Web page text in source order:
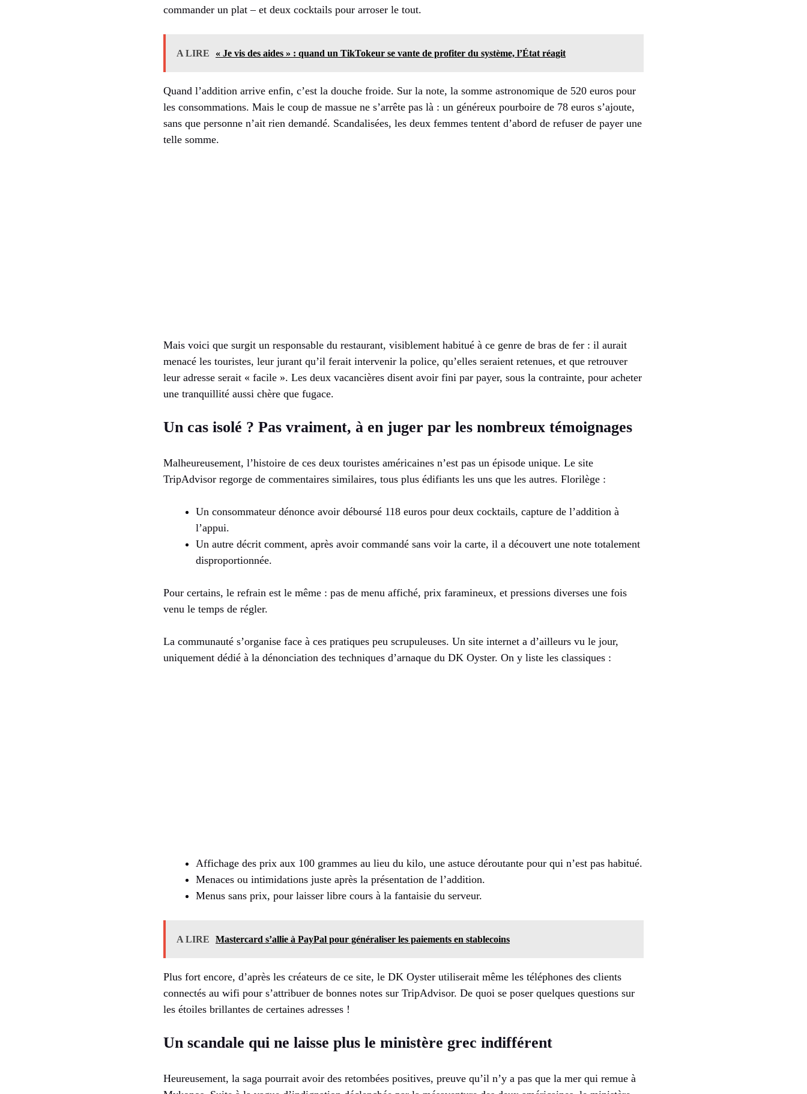
commander un plat – et deux cocktails pour arroser le tout.
A LIRE « Je vis des aides » : quand un TikTokeur se vante de profiter du système, l’État réagit
Quand l’addition arrive enfin, c’est la douche froide. Sur la note, la somme astronomique de 520 euros pour
les consommations. Mais le coup de massue ne s’arrête pas là : un généreux pourboire de 78 euros s’ajoute,
sans que personne n’ait rien demandé. Scandalisées, les deux femmes tentent d’abord de refuser de payer une
telle somme.
Mais voici que surgit un responsable du restaurant, visiblement habitué à ce genre de bras de fer : il aurait
menacé les touristes, leur jurant qu’il ferait intervenir la police, qu’elles seraient retenues, et que retrouver
leur adresse serait « facile ». Les deux vacancières disent avoir fini par payer, sous la contrainte, pour acheter
une tranquillité aussi chère que fugace.
Un cas isolé ? Pas vraiment, à en juger par les nombreux témoignages
Malheureusement, l’histoire de ces deux touristes américaines n’est pas un épisode unique. Le site
TripAdvisor regorge de commentaires similaires, tous plus édifiants les uns que les autres. Florilège :
Un consommateur dénonce avoir déboursé 118 euros pour deux cocktails, capture de l’addition à
l’appui.
Un autre décrit comment, après avoir commandé sans voir la carte, il a découvert une note totalement
disproportionnée.
Pour certains, le refrain est le même : pas de menu affiché, prix faramineux, et pressions diverses une fois
venu le temps de régler.
La communauté s’organise face à ces pratiques peu scrupuleuses. Un site internet a d’ailleurs vu le jour,
uniquement dédié à la dénonciation des techniques d’arnaque du DK Oyster. On y liste les classiques :
Affichage des prix aux 100 grammes au lieu du kilo, une astuce déroutante pour qui n’est pas habitué.
Menaces ou intimidations juste après la présentation de l’addition.
Menus sans prix, pour laisser libre cours à la fantaisie du serveur.
A LIRE Mastercard s’allie à PayPal pour généraliser les paiements en stablecoins
Plus fort encore, d’après les créateurs de ce site, le DK Oyster utiliserait même les téléphones des clients
connectés au wifi pour s’attribuer de bonnes notes sur TripAdvisor. De quoi se poser quelques questions sur
les étoiles brillantes de certaines adresses !
Un scandale qui ne laisse plus le ministère grec indifférent
Heureusement, la saga pourrait avoir des retombées positives, preuve qu’il n’y a pas que la mer qui remue à